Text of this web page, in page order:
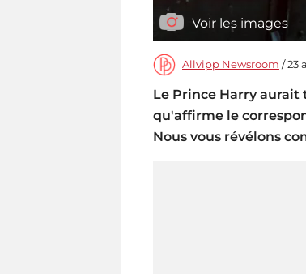
Voir les images
Allvipp Newsroom / 23
Le Prince Harry aurait
qu'affirme le
Nous vous révélons